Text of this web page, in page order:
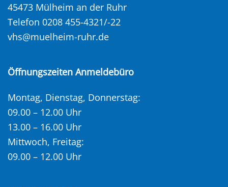
45473 Mülheim an der Ruhr
Telefon 0208 455-4321/-22
vhs@muelheim-ruhr.de
Öffnungszeiten Anmeldebüro
Montag, Dienstag, Donnerstag:
09.00 – 12.00 Uhr
13.00 – 16.00 Uhr
Mittwoch, Freitag:
09.00 – 12.00 Uhr